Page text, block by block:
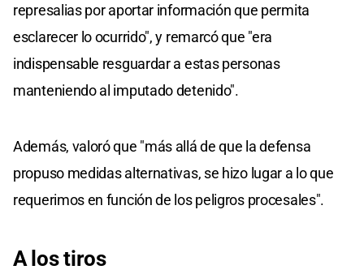
represalias por aportar información que permita
esclarecer lo ocurrido", y remarcó que "era
indispensable resguardar a estas personas
manteniendo al imputado detenido".
Además, valoró que "más allá de que la defensa
propuso medidas alternativas, se hizo lugar a lo que
requerimos en función de los peligros procesales".
A los tiros